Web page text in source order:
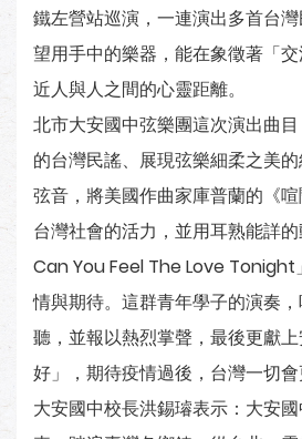
鐵左營站巡演，一連演出多首台
望用手中的樂器，能在象徵著「
近人與人之間的心靈距離。
北市大安國中弦樂團這次演出曲
的台灣民謠、展現弦樂細柔之美
弦音，將美國作曲家庫普蘭的《
台灣社會的活力，並用耳熟能詳
Can You Feel The Love Tonight
情與期待。這群青年學子的演奏
聽，並報以熱烈掌聲，最後更獻
好」，期待疫情過後，台灣一切會
大安國中校長洪錫璿表示：大安